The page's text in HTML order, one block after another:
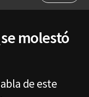
molestó
de este